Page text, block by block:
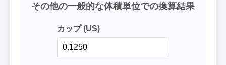
その他の一般的な体積単位での換算結果
カップ (US)